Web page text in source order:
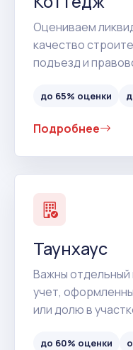
Оцениваем
качество
подъезд и
до 65% оценки
Подробнее
Таунхаус
Важны отдельный
учет,
или долю в
до 60% оценки